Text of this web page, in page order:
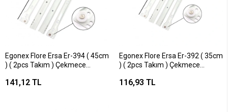
Egonex Flore Ersa Er-394 ( 45cm
) ( 2pcs Takım ) Çekmece
141,12 TL
Egonex Flore Ersa Er-392 ( 35cm
) ( 2pcs Takım ) Çekmece
116,93 TL